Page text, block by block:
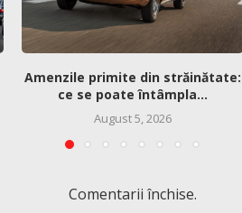
Amenzile primite din străinătate:
ce se poate întâmpla...
August 5, 2026
Comentarii închise.